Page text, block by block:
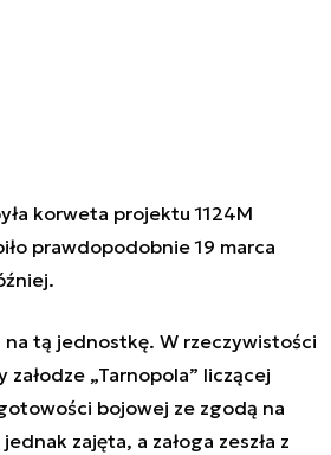
korweta projektu 1124M
prawdopodobnie 19 marca
na tą jednostkę. W rzeczywistości
„Tarnopola” liczącej
bojowej ze zgodą na
zajęta, a załoga zeszła z